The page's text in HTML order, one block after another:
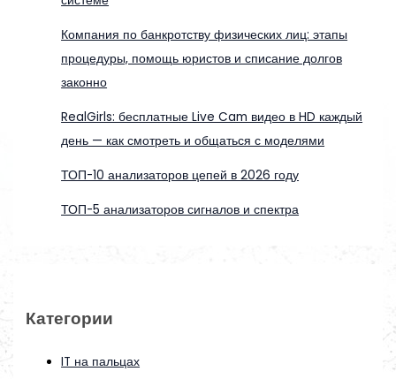
Компания по банкротству физических лиц: этапы
процедуры, помощь юристов и списание долгов
законно
RealGirls: бесплатные Live Cam видео в HD каждый
день — как смотреть и общаться с моделями
ТОП-10 анализаторов цепей в 2026 году
ТОП-5 анализаторов сигналов и спектра
Категории
IT на пальцах